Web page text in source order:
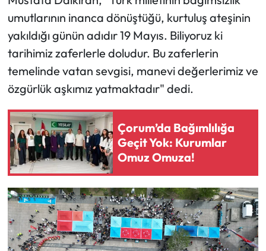
umutlarının inanca dönüştüğü, kurtuluş ateşinin
yakıldığı günün adıdır 19 Mayıs. Biliyoruz ki
tarihimiz zaferlerle doludur. Bu zaferlerin
temelinde vatan sevgisi, manevi değerlerimiz ve
özgürlük aşkımız yatmaktadır" dedi.
Çorum’da Bağımlılığa
Geçit Yok: Kurumlar
Omuz Omuza!